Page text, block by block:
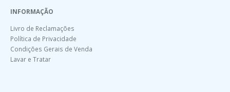
INFORMAÇÃO
Livro de Reclamações
Política de Privacidade
Condições Gerais de Venda
Lavar e Tratar